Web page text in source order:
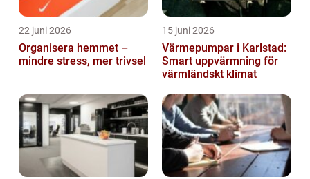
22 juni 2026
Organisera hemmet –
mindre stress, mer trivsel
15 juni 2026
Värmepumpar i Karlstad:
Smart uppvärmning för
värmländskt klimat